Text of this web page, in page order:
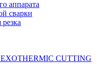
аппарата
сварки
CUTTING